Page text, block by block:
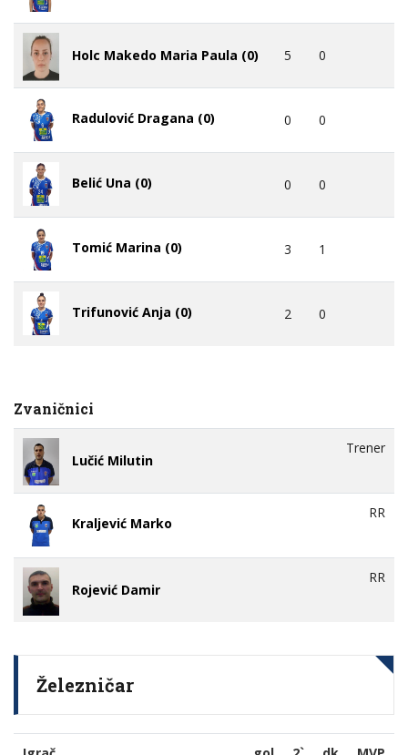
Holc Makedo Maria Paula (0) 5 0
Radulović Dragana (0) 0 0
Belić Una (0) 0 0
Tomić Marina (0) 3 1
Trifunović Anja (0) 2 0
Zvaničnici
Lučić Milutin
Trener
Kraljević Marko
RR
Rojević Damir
RR
Železničar